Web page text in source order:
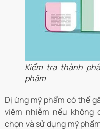
Kiểm tra thành
phẩm
Dị ứng mỹ phẩm có thể
viêm nhiễm nếu không
chọn và sử dụng mỹ